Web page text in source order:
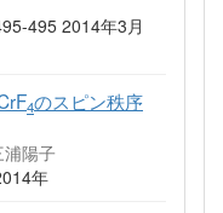
495 2014年3月
4のスピン秩序
陽子
年